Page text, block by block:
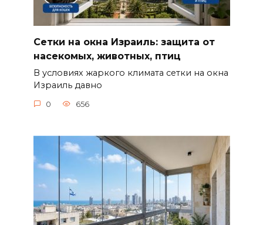
Сетки на окна Израиль: защита от
насекомых, животных, птиц
В условиях жаркого климата сетки на окна
Израиль давно
0 656